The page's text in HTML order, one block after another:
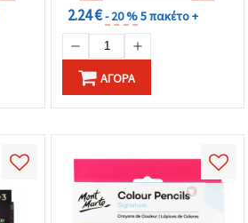
2.24 €- 20 %5 πακέτο +
ΑΓΟΡΆ